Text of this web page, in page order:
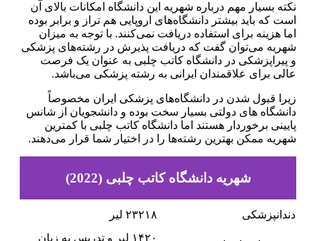
نکته بسیار مهم درباره شهریه این دانشگاه امکانات بالای آن
است که باید بیشتر دانشگاه‌های اروپایی هم تراز و برابر بوده
اما هزینه برای استفاده دریافت نمی‌کنند. با توجه به میزان
شهریه می‌توان گفت که دریافت پذیرش در رشته‌های پزشکی
و پیراپزشکی در دانشگاه کاتب چلبی به عنوان یک فرصت
عالی برای علاقمندان ایرانی به رشته پزشکی می‌باشد.
زیرا قبول شدن در دانشگاه‌های پزشکی ایران مخصوصاً
دانشگاه‌ های دولتی بسیار سخت بوده و دانشجویان از شانس
پایینی برخوردار هستند اما دانشگاه کاتب چلبی با کمترین
شهریه ممکن بهترین رشته‌ها را در اختیار شما قرار می‌دهند.
شهریه دانشگاه کاتب چلبی (2022)
دندانپزشکی ۲۳۲۱۸ لیر
۱۴۲۰ لیر و تدریس به زبان